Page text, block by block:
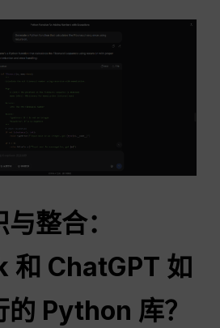
整合：
和 ChatGPT 如
Python 库？